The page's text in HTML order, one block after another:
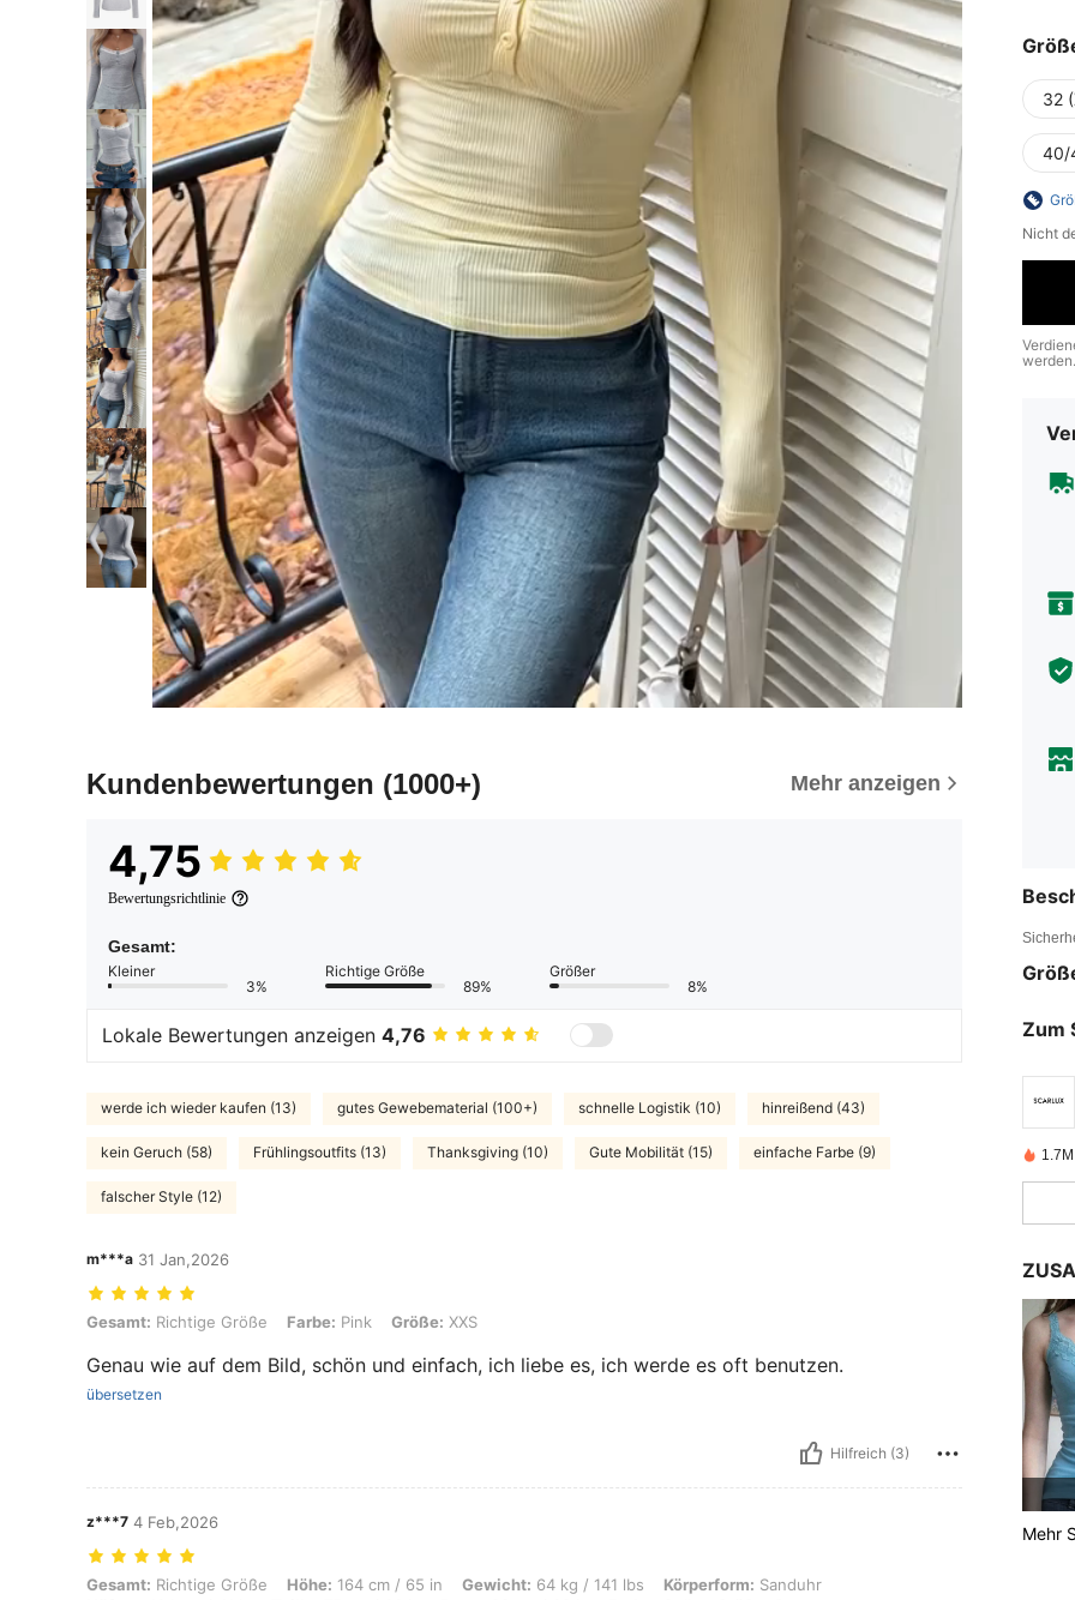
Kundenbewertungen (1000+) Mehr anzeigen
4,75
Bewertungsrichtlinie
Gesamt:
Kleiner
3%
Richtige Größe
89%
Größer
8%
Lokale Bewertungen anzeigen 4,76
werde ich wieder kaufen (13) gutes Gewebematerial (100+) schnelle Logistik (10) hinreißend (43)
kein Geruch (58) Frühlingsoutfits (13) Thanksgiving (10) Gute Mobilität (15) einfache Farbe (9)
falscher Style (12)
m***a 31 Jan,2026
Gesamt: Richtige Größe, Farbe: Pink, Größe: XXS
Gesamt: Richtige Größe Farbe: Pink Größe: XXS
Genau wie auf dem Bild, schön und einfach, ich liebe es, ich werde es oft benutzen.
übersetzen
Hilfreich (3)
z***7 4 Feb,2026
Gesamt: Richtige Größe, Höhe: 164 cm / 65 in, Gewicht: 64 kg / 141 lbs, Körperform: Sanduhr, Hüften: 104 cm / 41 in, Taille: 75 cm / 30 in, Brust: 98
Gesamt: Richtige Größe Höhe: 164 cm / 65 in Gewicht: 64 kg / 141 lbs Körperform: Sanduhr
32
40/
Nicht
werden.
Zum
Mehr